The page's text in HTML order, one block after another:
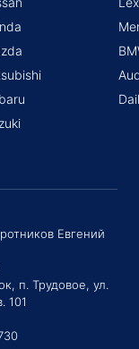
Евгений
п. Трудовое, ул.
101